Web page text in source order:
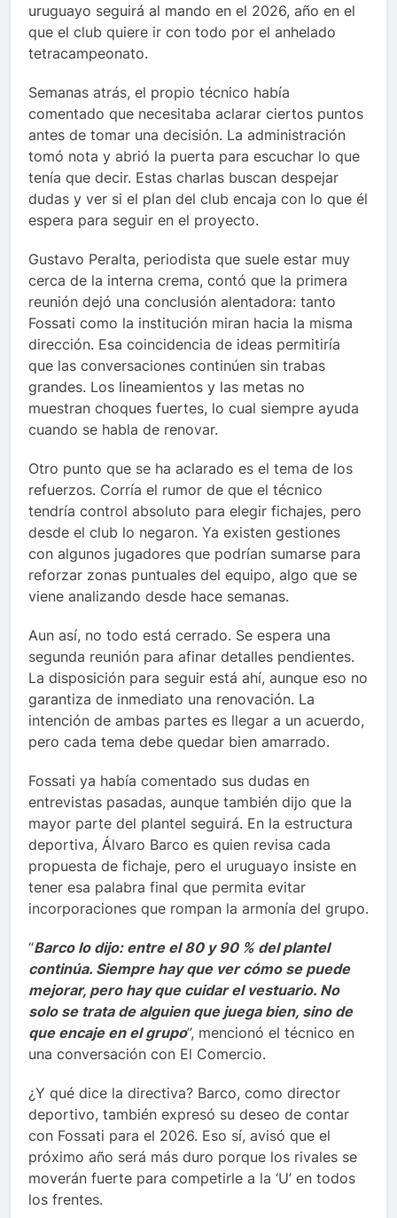
uruguayo seguirá al mando en el 2026, año en el
que el club quiere ir con todo por el anhelado
tetracampeonato.
Semanas atrás, el propio técnico había
comentado que necesitaba aclarar ciertos puntos
antes de tomar una decisión. La administración
tomó nota y abrió la puerta para escuchar lo que
tenía que decir. Estas charlas buscan despejar
dudas y ver si el plan del club encaja con lo que él
espera para seguir en el proyecto.
Gustavo Peralta, periodista que suele estar muy
cerca de la interna crema, contó que la primera
reunión dejó una conclusión alentadora: tanto
Fossati como la institución miran hacia la misma
dirección. Esa coincidencia de ideas permitiría
que las conversaciones continúen sin trabas
grandes. Los lineamientos y las metas no
muestran choques fuertes, lo cual siempre ayuda
cuando se habla de renovar.
Otro punto que se ha aclarado es el tema de los
refuerzos. Corría el rumor de que el técnico
tendría control absoluto para elegir fichajes, pero
desde el club lo negaron. Ya existen gestiones
con algunos jugadores que podrían sumarse para
reforzar zonas puntuales del equipo, algo que se
viene analizando desde hace semanas.
Aun así, no todo está cerrado. Se espera una
segunda reunión para afinar detalles pendientes.
La disposición para seguir está ahí, aunque eso no
garantiza de inmediato una renovación. La
intención de ambas partes es llegar a un acuerdo,
pero cada tema debe quedar bien amarrado.
Fossati ya había comentado sus dudas en
entrevistas pasadas, aunque también dijo que la
mayor parte del plantel seguirá. En la estructura
deportiva, Álvaro Barco es quien revisa cada
propuesta de fichaje, pero el uruguayo insiste en
tener esa palabra final que permita evitar
incorporaciones que rompan la armonía del grupo.
“Barco lo dijo: entre el 80 y 90 % del plantel
continúa. Siempre hay que ver cómo se puede
mejorar, pero hay que cuidar el vestuario. No
solo se trata de alguien que juega bien, sino de
que encaje en el grupo”, mencionó el técnico en
una conversación con El Comercio.
¿Y qué dice la directiva? Barco, como director
deportivo, también expresó su deseo de contar
con Fossati para el 2026. Eso sí, avisó que el
próximo año será más duro porque los rivales se
moverán fuerte para competirle a la ‘U’ en todos
los frentes.